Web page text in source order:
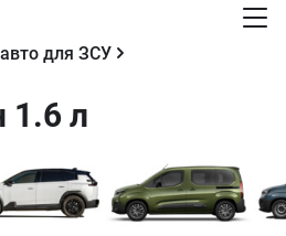
для ЗСУ
1.6 л